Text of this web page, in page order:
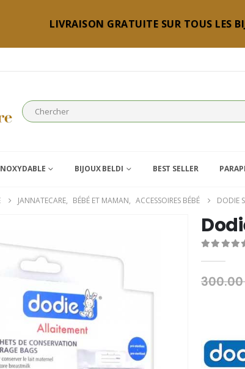
LIVRAISON GRATUITE SUR TOUS LES
BIJOUX BELDI BEST SELLER
JANNATECARE, BÉBÉ ET MAMAN, ACCESSOIRES BÉBÉ DODIE
300.00